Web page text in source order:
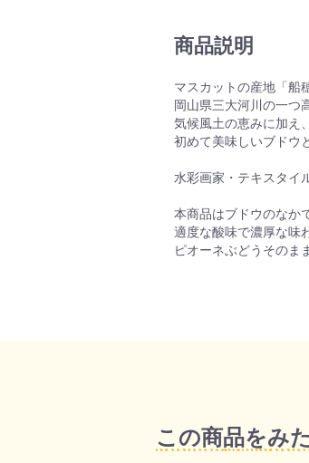
商品説明
マスカットの産地「船
岡山県三大河川の一つ
気候風土の恵みに加え
初めて美味しいブドウ
水彩画家・テキスタイ
本商品はブドウのなか
適度な酸味で濃厚な味
ピオーネぶどうそのま
この商品をみ